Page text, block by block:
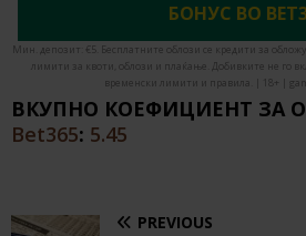
БОНУС ВО
Мин. депозит: €5. Бесплатните облози се кредити за
лимити за квоти, облози и плаќање. Добивките не го
временски лимити и правила. | 18+ |
ВКУПНО КОЕФИЦИЕНТ ЗА
Bet365: 5.45
PREVIOUS